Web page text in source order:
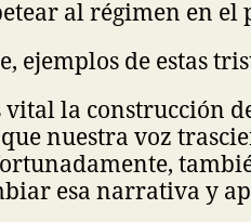
al régimen en el
ejemplos de estas
vital la construcción
nuestra voz
esa narrativa y